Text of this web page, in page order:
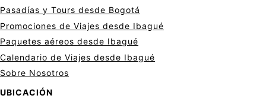
Pasadías y Tours desde Bogotá
Promociones de Viajes desde Ibagué
Paquetes aéreos desde Ibagué
Calendario de Viajes desde Ibagué
Sobre Nosotros
UBICACIÓN